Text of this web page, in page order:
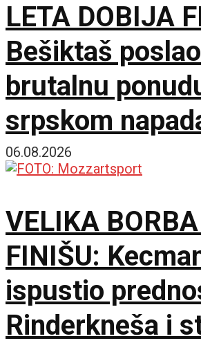
LETA DOBIJA
Bešiktaš poslao
brutalnu
srpskom
trku se uključio i
06.08.2026
VELIKA
FINIŠU:
ispustio
Rinderkneša i